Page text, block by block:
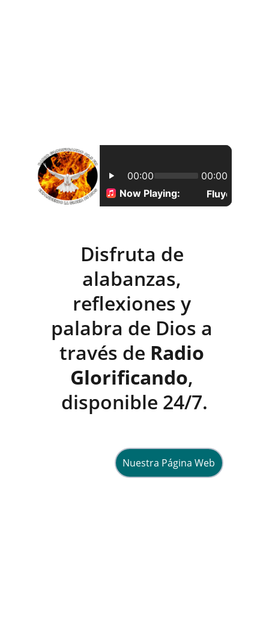
Disfruta de
alabanzas,
reflexiones y
palabra de Dios a
través de Radio
Glorificando,
disponible 24/7.
Nuestra Página Web